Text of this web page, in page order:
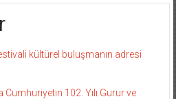
kültürel buluşmanın adresi
Cumhuriyetin 102. Yılı Gurur ve